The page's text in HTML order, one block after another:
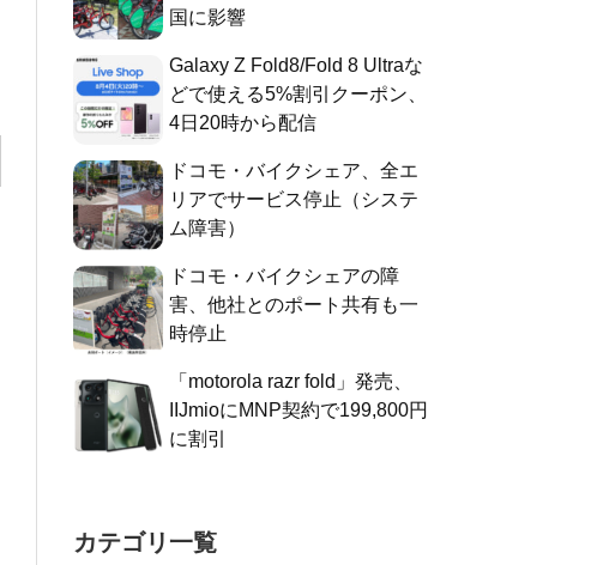
国に影響
Galaxy Z Fold8/Fold 8 Ultraな
どで使える5%割引クーポン、
4日20時から配信
ドコモ・バイクシェア、全エ
リアでサービス停止（システ
ム障害）
ドコモ・バイクシェアの障
害、他社とのポート共有も一
時停止
「motorola razr fold」発売、
IIJmioにMNP契約で199,800円
に割引
カテゴリ一覧